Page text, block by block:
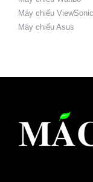
Máy chiếu ViewSonic
Máy chiếu Asus